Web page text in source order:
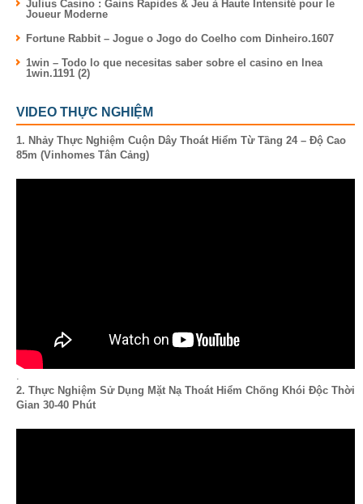
Julius Casino : Gains Rapides & Jeu à Haute Intensité pour le
Joueur Moderne
Fortune Rabbit – Jogue o Jogo do Coelho com Dinheiro.1607
1win – Todo lo que necesitas saber sobre el casino en lnea
1win.1191 (2)
VIDEO THỰC NGHIỆM
1. Nhảy Thực Nghiệm Cuộn Dây Thoát Hiểm Từ Tầng 24 – Độ Cao
85m (Vinhomes Tân Cảng)
2. Thực Nghiệm Sử Dụng Mặt Nạ Thoát Hiểm Chống Khói Độc Thời
Gian 30-40 Phút